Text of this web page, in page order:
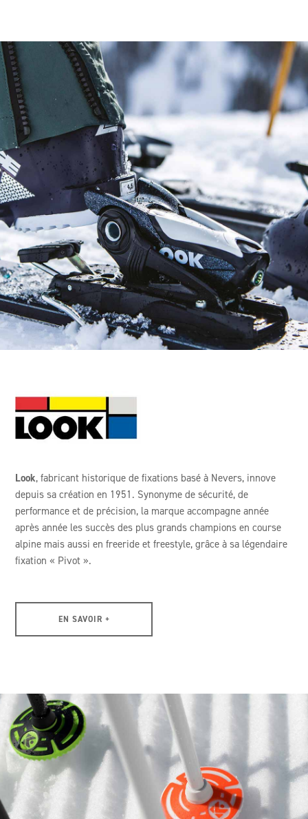
Look, fabricant historique de fixations basé à Nevers, innove
depuis sa création en 1951. Synonyme de sécurité, de
performance et de précision, la marque accompagne année
après année les succès des plus grands champions en course
alpine mais aussi en freeride et freestyle, grâce à sa légendaire
fixation « Pivot ».
EN SAVOIR +